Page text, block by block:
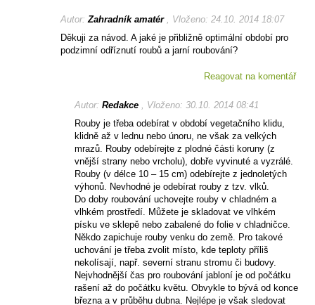
Autor:Zahradník amatér , Vloženo: 24.10. 2014 18:07
Děkuji za návod. A jaké je přibližně optimální období pro
podzimní odříznutí roubů a jarní roubování?
Reagovat na komentář
Autor: Redakce , Vloženo: 30.10. 2014 08:41
Rouby je třeba odebírat v období vegetačního klidu,
klidně až v lednu nebo únoru, ne však za velkých
mrazů. Rouby odebírejte z plodné části koruny (z
vnější strany nebo vrcholu), dobře vyvinuté a vyzrálé.
Rouby (v délce 10 – 15 cm) odebírejte z jednoletých
výhonů. Nevhodné je odebírat rouby z tzv. vlků.
Do doby roubování uchovejte rouby v chladném a
vlhkém prostředí. Můžete je skladovat ve vlhkém
písku ve sklepě nebo zabalené do folie v chladničce.
Někdo zapichuje rouby venku do země. Pro takové
uchování je třeba zvolit místo, kde teploty příliš
nekolísají, např. severní stranu stromu či budovy.
Nejvhodnější čas pro roubování jabloní je od počátku
rašení až do počátku květu. Obvykle to bývá od konce
března a v průběhu dubna. Nejlépe je však sledovat